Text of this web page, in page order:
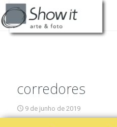
corredores
9 de junho de 2019